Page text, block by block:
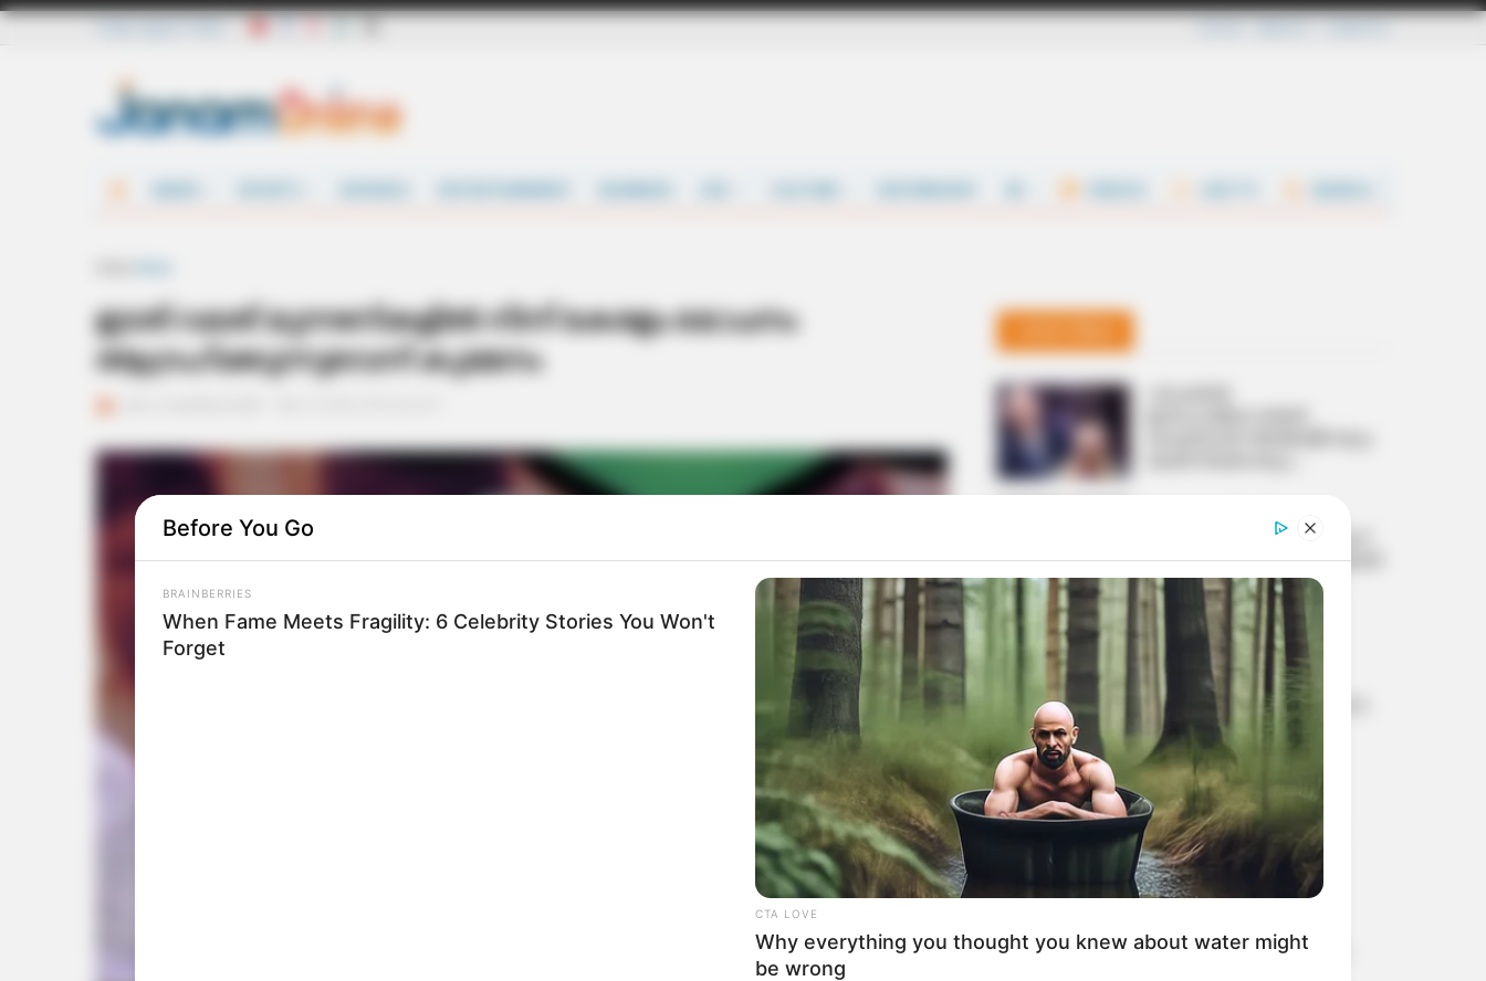
ഇടത്-വലത് മുന്നണികളില്‍ നിന്ന് കേരളം മോചനം
ആഗ്രഹിക്കുന്നുവെന്ന് കുമ്മനം
‘എന്റെ കരിയറിന്റെ
വിജയത്തിന് പിന്നില്‍ വിരാട്
കോഹ്ലി’; കോമണ്‍വെല്‍ത്ത്
സ്വര്‍ണത്തിന് പിന്നാലെ
ഹൃദയം തുറന്ന് ഇന്ത്യന്‍
ബോക്‌സര്‍ സാക്ഷി ചൗധരി
സെന്റ് ലൂയിസ് റാപ്പിഡ്
ടൂര്‍ണമെന്റില്‍ കിരീട
നേട്ടവുമായി ഇന്ത്യന്‍ ചെസ്
രാജാവ് പ്രഗ്നനാനന്ദ;
സമ്മാനത്തുക 47 ലക്ഷം രൂപ
എൽഡിഎഫ് കാലത്ത്
പി.എസ്.സിയിൽ നടന്ന
ക്രമക്കേടുകൾ
അന്വേഷിക്കാൻ വി. ഡി
സതീശൻ തയ്യാറാകാത്തതിൽ
ദുരൂഹത: കെ. സുരേന്ദ്രൻ
കേരളം – കർണാടക –
ലക്ഷദ്വീപ് തീരങ്ങളിൽ
മത്സ്യബന്ധനം പാടില്ല;
മുന്നറിയിപ്പുമായി കേന്ദ്ര
Before You Go
BRAINBERRIES
When Fame Meets Fragility: 6 Celebrity Stories You Won't
Forget
CTA LOVE
Why everything you thought you knew about water might
be wrong